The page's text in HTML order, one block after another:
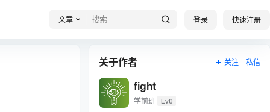
文章 登录 快速注册
关于作者 关注 私信
fight
学前班 Lv0